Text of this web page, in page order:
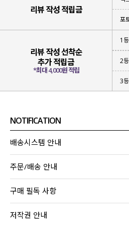
리뷰 작성 적립금
포
리뷰 작성 선착순
추가 적립금
*최대 4,000원 적립
1
2
3
NOTIFICATION
배송시스템 안내
주문/배송 안내
구매 필독 사항
저작권 안내